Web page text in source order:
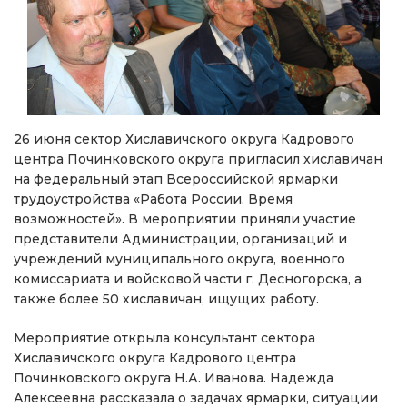
26 июня сектор Хиславичского округа Кадрового
центра Починковского округа пригласил хиславичан
на федеральный этап Всероссийской ярмарки
трудоустройства «Работа России. Время
возможностей». В мероприятии приняли участие
представители Администрации, организаций и
учреждений муниципального округа, военного
комиссариата и войсковой части г. Десногорска, а
также более 50 хиславичан, ищущих работу.
Мероприятие открыла консультант сектора
Хиславичского округа Кадрового центра
Починковского округа Н.А. Иванова. Надежда
Алексеевна рассказала о задачах ярмарки, ситуации